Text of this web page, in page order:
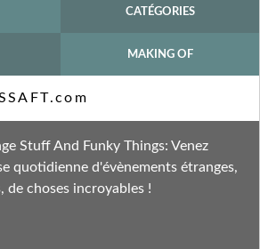
CATÉGORIES
MAKING OF
Stuff And Funky Things: Venez
quotidienne d'évènements étranges,
de choses incroyables !